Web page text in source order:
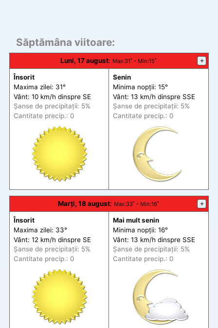
Săptămâna viitoare:
Luni, 17 august: Max:31˚ - Min:15˚ +
Însorit
Maxima zilei: 31°
Vânt: 10 km/h dinspre SE
Șanse de precipitații: 5%
Cantitate precip.: 0
Senin
Minima nopții: 15°
Vânt: 13 km/h dinspre SSE
Șanse de precipitații: 5%
Cantitate precip.: 0
Marți, 18 august: Max:33˚ - Min:16˚ +
Însorit
Maxima zilei: 33°
Vânt: 12 km/h dinspre SE
Șanse de precipitații: 5%
Cantitate precip.: 0
Mai mult senin
Minima nopții: 16°
Vânt: 13 km/h dinspre SSE
Șanse de precipitații: 5%
Cantitate precip.: 0